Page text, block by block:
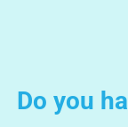
Do you